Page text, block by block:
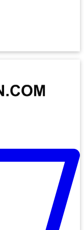
Standard
THANH